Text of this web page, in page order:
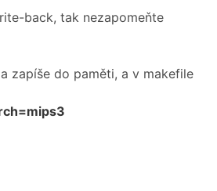
back, tak nezapomeňte
zapíše do paměti, a v makefile